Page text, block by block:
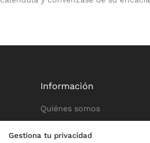
Gestiona tu privacidad
Información
Quiénes somos